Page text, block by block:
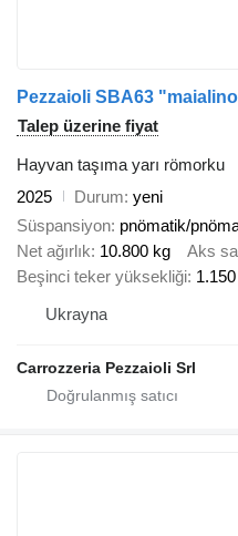
Pezzaioli SBA63
Talep üzerine fiyat
Hayvan taşıma yarı römorku
2025
Durum yeni
Süspansiyon pnömatik/
Net ağırlık 10.800 kg Aks
Beşinci teker yüksekliği
Ukrayna
Carrozzeria Pezzaioli Srl